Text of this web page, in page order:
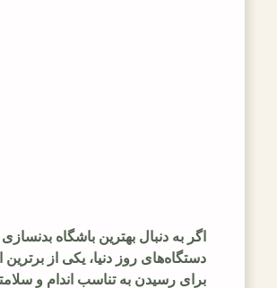
اگر به دنبال بهترین باشگاه
دستگاه‌های روز دنیا، یکی از
برای رسیدن به تناسب اندام و